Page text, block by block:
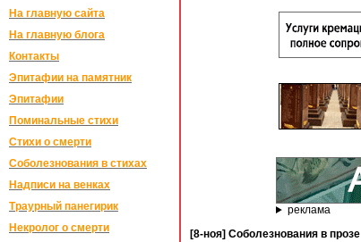
На главную сайта
На главную блога
Контакты
Эпитафии на памятник
Эпитафии
Поминальные стихи
Стихи о смерти
Соболезнования в стихах
Надписи на венках
Траурный панегирик
Некролог о смерти
реклама
[8-ноя] Соболезнования в прозе